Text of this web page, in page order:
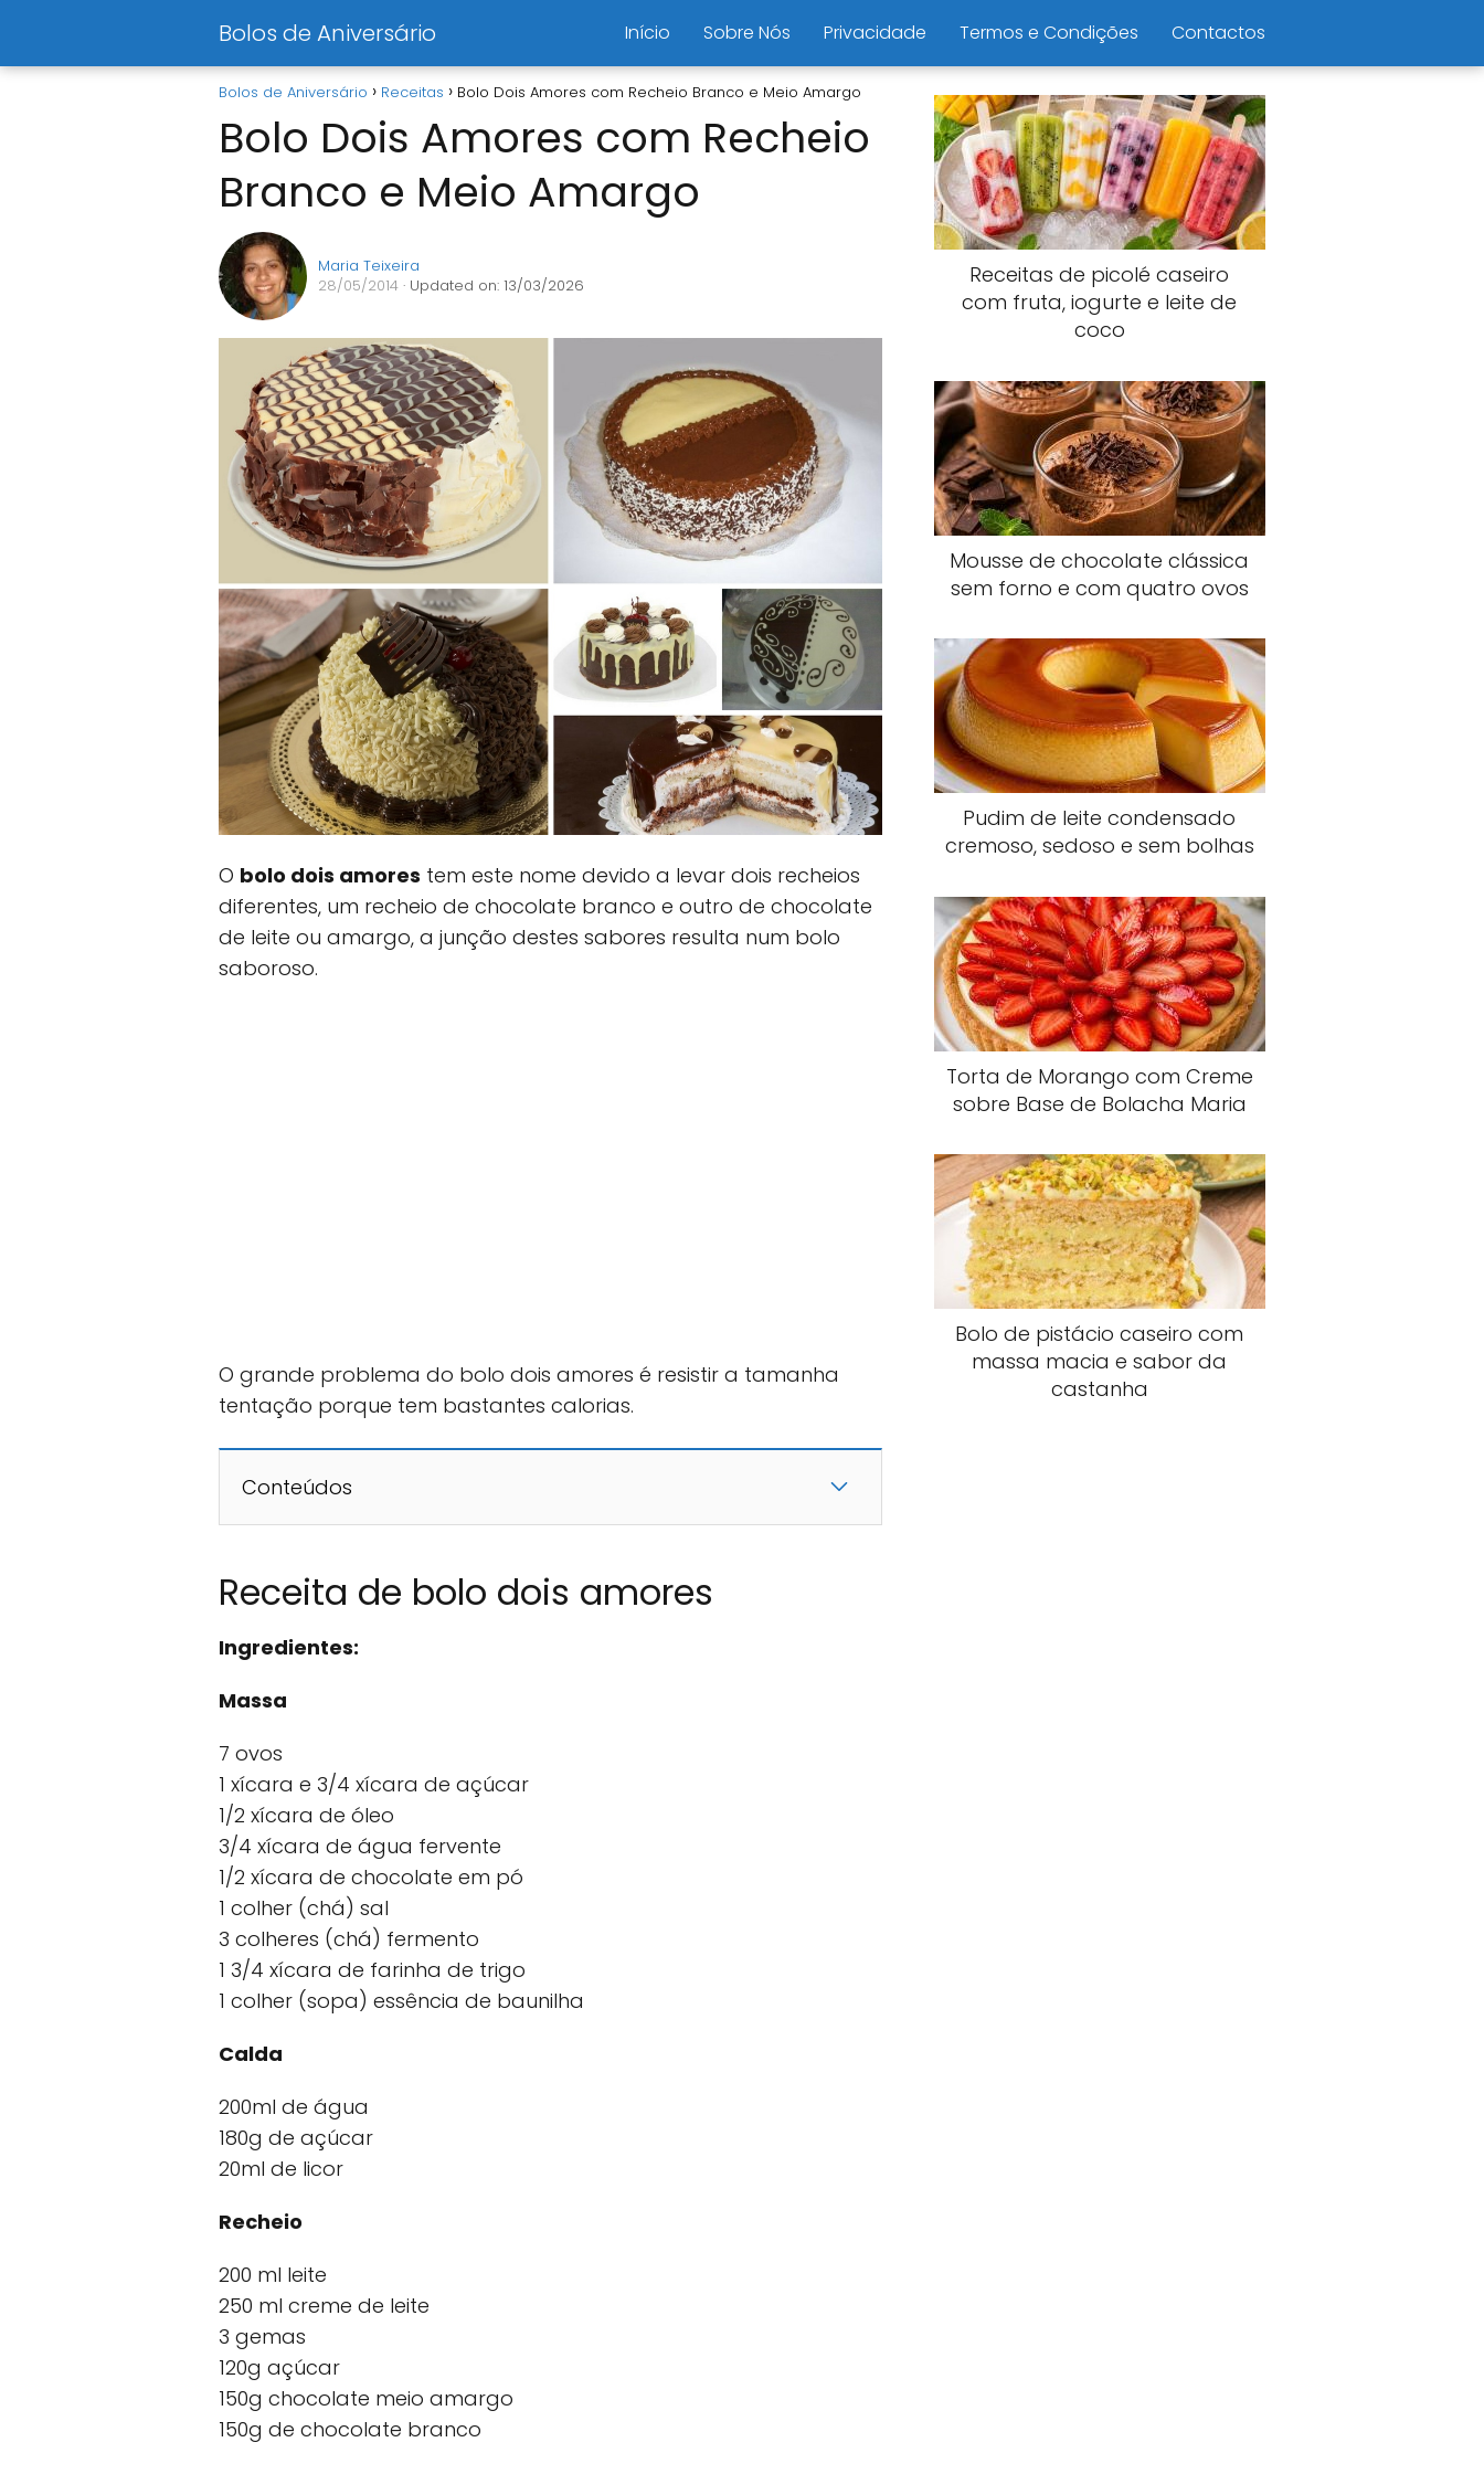
Bolos de Aniversário Início Sobre Nós Privacidade Termos e Condições Contactos
Bolos de Aniversário Receitas Bolo Dois Amores com Recheio Branco e Meio Amargo
Bolo Dois Amores com Recheio
Branco e Meio Amargo
Maria Teixeira
28/05/2014 · Updated on: 13/03/2026
O bolo dois amores tem este nome devido a levar dois recheios
diferentes, um recheio de chocolate branco e outro de chocolate
de leite ou amargo, a junção destes sabores resulta num bolo
saboroso.
O grande problema do bolo dois amores é resistir a tamanha
tentação porque tem bastantes calorias.
Conteúdos
Receita de bolo dois amores
Ingredientes:
Massa
7 ovos
1 xícara e 3/4 xícara de açúcar
1/2 xícara de óleo
3/4 xícara de água fervente
1/2 xícara de chocolate em pó
1 colher (chá) sal
3 colheres (chá) fermento
1 3/4 xícara de farinha de trigo
1 colher (sopa) essência de baunilha
Calda
200ml de água
180g de açúcar
20ml de licor
Recheio
200 ml leite
250 ml creme de leite
3 gemas
120g açúcar
150g chocolate meio amargo
150g de chocolate branco
Receitas de picolé caseiro
com fruta, iogurte e leite de
coco
Mousse de chocolate clássica
sem forno e com quatro ovos
Pudim de leite condensado
cremoso, sedoso e sem bolhas
Torta de Morango com Creme
sobre Base de Bolacha Maria
Bolo de pistácio caseiro com
massa macia e sabor da
castanha